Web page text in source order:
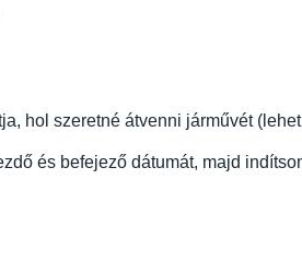
hol szeretné átvenni járművét
és befejező dátumát, majd